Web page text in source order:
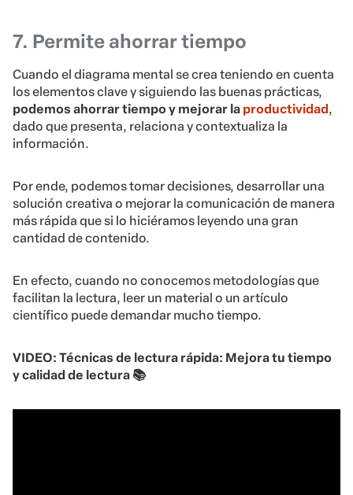
7. Permite ahorrar tiempo
Cuando el diagrama mental se crea teniendo en cuenta
los elementos clave y siguiendo las buenas prácticas,
podemos ahorrar tiempo y mejorar la productividad ,
dado que presenta, relaciona y contextualiza la
información.
Por ende, podemos tomar decisiones, desarrollar una
solución creativa o mejorar la comunicación de manera
más rápida que si lo hiciéramos leyendo una gran
cantidad de contenido.
En efecto, cuando no conocemos metodologías que
facilitan la lectura, leer un material o un artículo
científico puede demandar mucho tiempo.
VIDEO: Técnicas de lectura rápida: Mejora tu tiempo
y calidad de lectura 📚